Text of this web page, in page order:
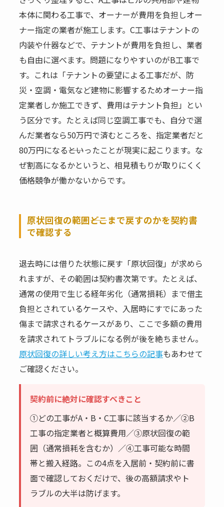
本体に関わる工事で、オーナーが費用を負担しオー
ナー指定の業者が施工します。C工事はテナントの
内装や什器などで、テナントが費用を負担し、業者
も自由に選べます。問題になりやすいのがB工事で
す。これは「テナントの要望による工事だが、防
災・空調・電気など建物に影響するためオーナー指
定業者しか施工できず、費用はテナント負担」とい
う区分です。たとえば同じ空調工事でも、自分で選
んだ業者なら50万円で済むところを、指定業者だと
80万円になる――といったことが現実に起こります。な
ぜ割高になるかというと、相見積もりが取りにくく
価格競争が働かないからです。
原状回復の範囲――どこまで戻すのかを契約書
で確認する
退去時には借りた状態に戻す「原状回復」が求めら
れますが、その範囲は契約書次第です。たとえば、
通常の使用で生じる経年劣化（通常損耗）まで借主
負担とされているケースや、入居時にすでにあった
傷まで請求されるケースがあり、ここで多額の費用
を請求されてトラブルになる例が後を絶ちません。
原状回復の詳しい考え方はこちらの記事もあわせて
ご確認ください。
契約前に絶対に確認すべきこと
①どの工事がA・B・C工事に該当するか／②B
工事の指定業者と概算費用／③原状回復の範
囲（通常損耗を含むか）／④工事可能な時間
帯と搬入経路。この4点を入居前・契約前に書
面で確認しておくだけで、後の高額請求やト
ラブルの大半は防げます。